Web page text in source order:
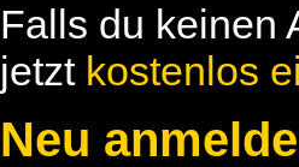
Falls du keinen
jetzt kostenlos
Neu